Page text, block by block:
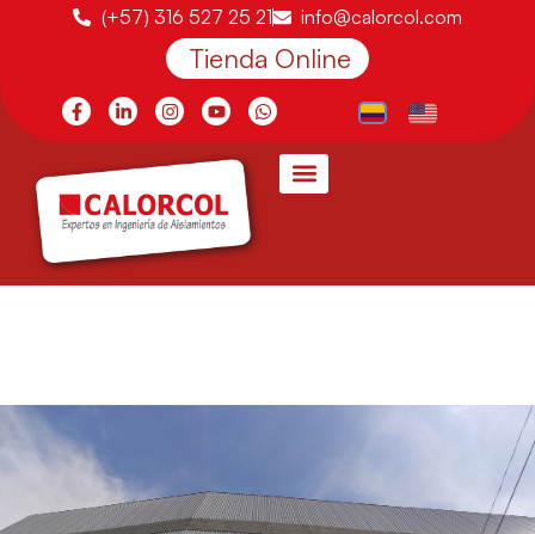
(+57) 316 527 25 21 info@calorcol.com
Tienda Online